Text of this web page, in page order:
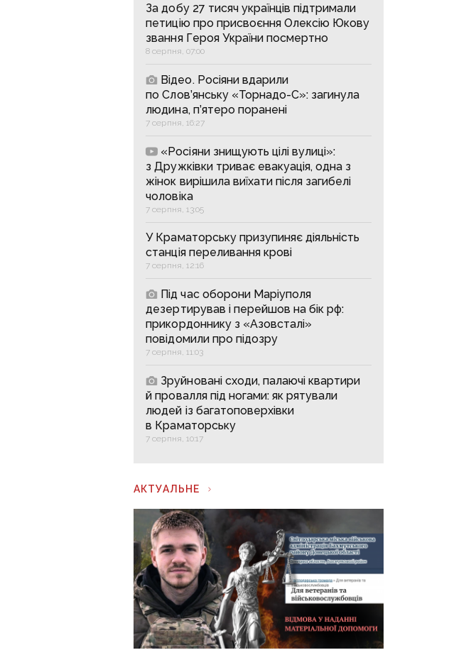
За добу 27 тисяч українців підтримали
петицію про присвоєння Олексію Юкову
звання Героя України посмертно
8 серпня, 07:00
Відео. Росіяни вдарили
по Слов’янську «Торнадо-С»: загинула
людина, п’ятеро поранені
7 серпня, 16:27
«Росіяни знищують цілі вулиці»:
з Дружківки триває евакуація, одна з
жінок вирішила виїхати після загибелі
чоловіка
7 серпня, 13:05
У Краматорську призупиняє діяльність
станція переливання крові
7 серпня, 12:16
Під час оборони Маріуполя
дезертирував і перейшов на бік рф:
прикордоннику з «Азовсталі»
повідомили про підозру
7 серпня, 11:03
Зруйновані сходи, палаючі квартири
й провалля під ногами: як рятували
людей із багатоповерхівки
в Краматорську
7 серпня, 10:17
АКТУАЛЬНЕ